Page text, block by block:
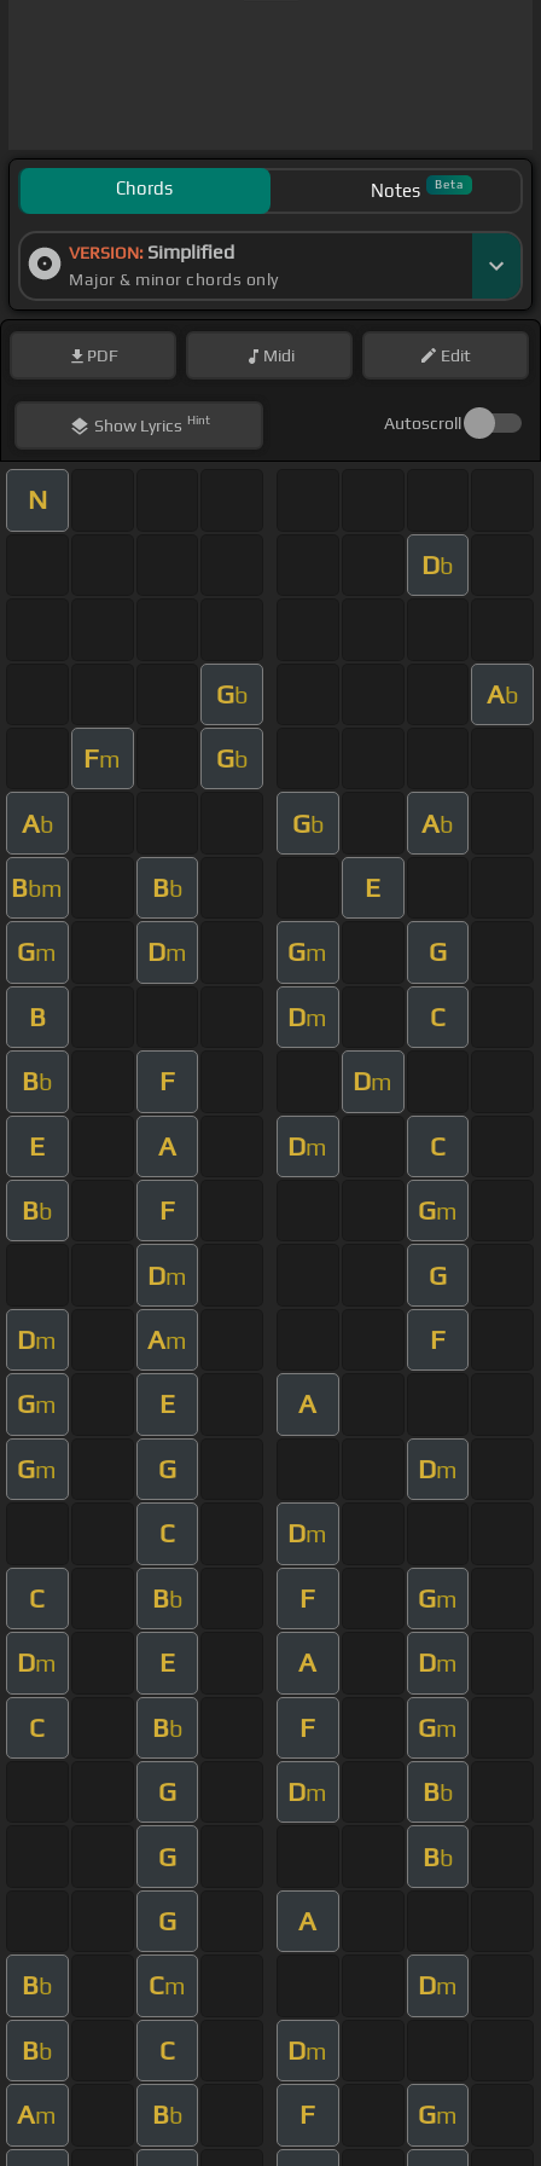
Chords Notes Beta
VERSION: Simplified
Major & minor chords only
PDF Midi Edit
ShowLyrics Hint Autoscroll
N
Db
Gb Ab
Fm Gb
Ab Gb Ab
Bbm Bb E
Gm Dm Gm G
B Dm C
Bb F Dm
E A Dm C
Bb F Gm
Dm G
Dm Am F
Gm E A
Gm G Dm
C Dm
C Bb F Gm
Dm E A Dm
C Bb F Gm
G Dm Bb
G Bb
G A
Bb Cm Dm
Bb C Dm
Am Bb F Gm